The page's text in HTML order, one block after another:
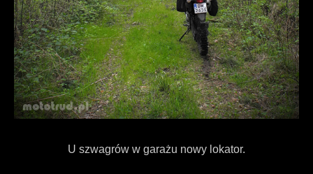
U szwagrów w garażu nowy lokator.